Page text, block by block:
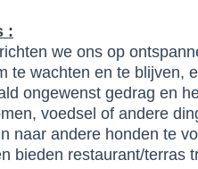
:
we ons op
te wachten en te blijven,
ongewenst gedrag en
voedsel of andere
naar andere honden te
bieden restaurant/terras